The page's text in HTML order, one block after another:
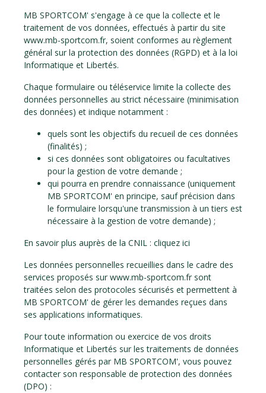
MB SPORTCOM' s'engage à ce que la collecte et le
traitement de vos données, effectués à partir du site
www.mb-sportcom.fr, soient conformes au règlement
général sur la protection des données (RGPD) et à la loi
Informatique et Libertés.
Chaque formulaire ou téléservice limite la collecte des
données personnelles au strict nécessaire (minimisation
des données) et indique notamment :
quels sont les objectifs du recueil de ces données
(finalités) ;
si ces données sont obligatoires ou facultatives
pour la gestion de votre demande ;
qui pourra en prendre connaissance (uniquement
MB SPORTCOM' en principe, sauf précision dans
le formulaire lorsqu'une transmission à un tiers est
nécessaire à la gestion de votre demande) ;
En savoir plus auprès de la CNIL : cliquez ici
Les données personnelles recueillies dans le cadre des
services proposés sur www.mb-sportcom.fr sont
traitées selon des protocoles sécurisés et permettent à
MB SPORTCOM' de gérer les demandes reçues dans
ses applications informatiques.
Pour toute information ou exercice de vos droits
Informatique et Libertés sur les traitements de données
personnelles gérés par MB SPORTCOM', vous pouvez
contacter son responsable de protection des données
(DPO) :